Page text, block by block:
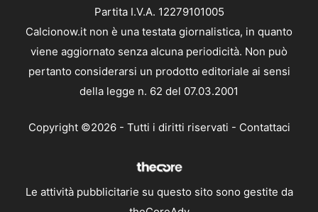
Partita I.V.A. 12279101005
Calcionow.it non è una testata giornalistica, in quanto
viene aggiornato senza alcuna periodicità. Non può
pertanto considerarsi un prodotto editoriale ai sensi
della legge n. 62 del 07.03.2001
Copyright ©2026 - Tutti i diritti riservati - Contattaci
Le attività pubblicitarie su questo sito sono gestite da